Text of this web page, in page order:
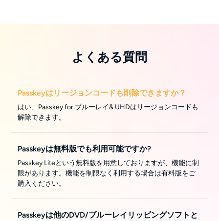
よくある質問
Passkeyはリージョンコードも削除できますか？
はい、Passkey for ブルーレイ& UHDはリージョンコードも
解除できます。
Passkeyは無料版でも利用可能ですか?
Passkey Liteという無料版を用意しておりますが、機能に制
限があります。機能を制限なく利用する場合は有料版をご
購入ください。
Passkeyは他のDVD/ブルーレイリッピングソフトと